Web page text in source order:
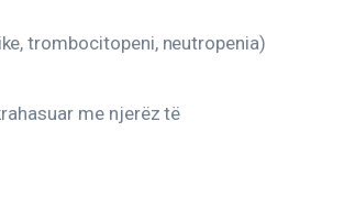
trombocitopeni, neutropenia)
me njerëz të